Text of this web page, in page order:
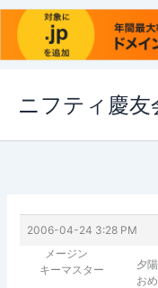
ス
ニフティ慶友
2006-04-24 3:28 PM
メージン
キーマスター
夕
お